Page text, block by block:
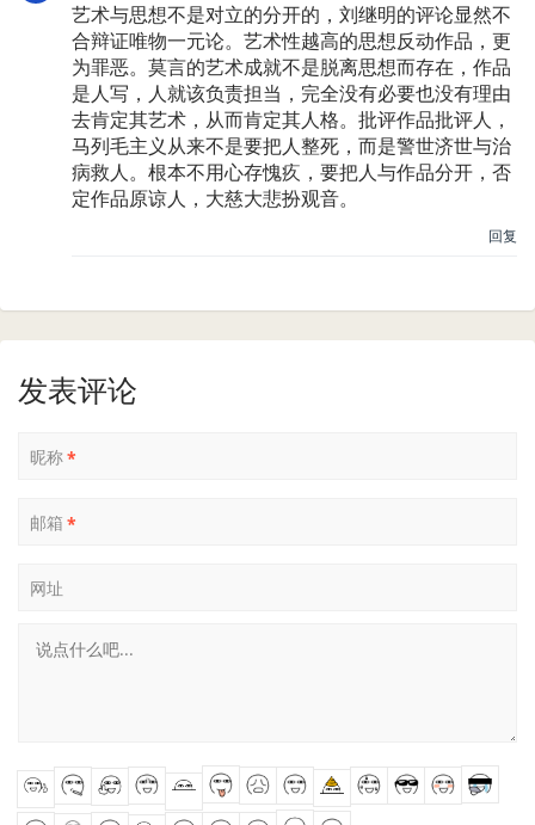
艺术与思想不是对立的分开的，刘继明的评论显然不
合辩证唯物一元论。艺术性越高的思想反动作品，更
为罪恶。莫言的艺术成就不是脱离思想而存在，作品
是人写，人就该负责担当，完全没有必要也没有理由
去肯定其艺术，从而肯定其人格。批评作品批评人，
马列毛主义从来不是要把人整死，而是警世济世与治
病救人。根本不用心存愧疚，要把人与作品分开，否
定作品原谅人，大慈大悲扮观音。
回复
发表评论
昵称*
邮箱 *
网址